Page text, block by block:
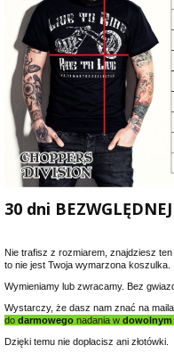
30 dni
Nie trafisz z rozmiarem, znajdziesz
to nie jest Twoja wymarzona koszulka.
Wymieniamy lub zwracamy. Bez
Wystarczy, że dasz nam znać na
do darmowego nadania w dowolnym
Dzięki temu nie dopłacisz ani złotówki.